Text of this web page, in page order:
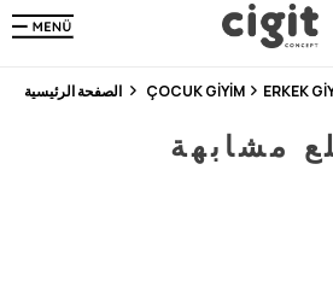
En Uygun Fiyat Garantisi !
300₺ ve Üzeri Alışverişlerde
Koşulsuz Şartsız İade
ÇOCUK GİYİM ERKEK
مشابهة